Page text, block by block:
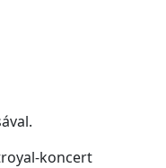
koncert